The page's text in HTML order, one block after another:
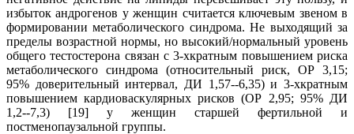
избыток андрогенов у женщин считается ключевым звеном в
формировании метаболического синдрома. Не выходящий за
пределы возрастной нормы, но высокий/нормальный уровень
общего тестостерона связан с 3-хкратным повышением риска
метаболического синдрома (относительный риск, ОР 3,15;
95% доверительный интервал, ДИ 1,57--6,35) и 3-хкратным
повышением кардиоваскулярных рисков (ОР 2,95; 95% ДИ
1,2--7,3) [19] у женщин старшей фертильной и
постменопаузальной группы.